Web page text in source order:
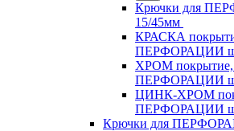
Крючки для
15/45мм
КРАСКА
ПЕРФОРАЦИИ
ХРОМ покрытие,
ПЕРФОРАЦИИ
ЦИНК-ХРОМ
ПЕРФОРАЦИИ
Крючки для